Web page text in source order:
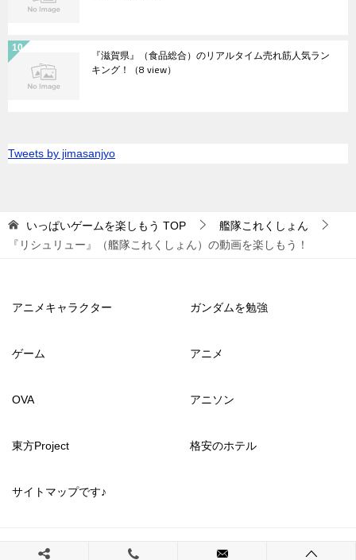
『滋賀県』（食品総合）のリアルタイム売れ筋人気ラン
キング！ （8 view）
Tweets by jimasanjyo
いっぱいゲームを楽しもう TOP
艦隊これくしょん
『リシュリュー』（艦隊これくしょん）の動画を楽しもう！
アニメキャラクター ガンダムを勉強
ゲーム アニメ
OVA アニソン
東方Project 格安のホテル
サイトマップです♪
© 2017 いっぱいゲームを楽しもう